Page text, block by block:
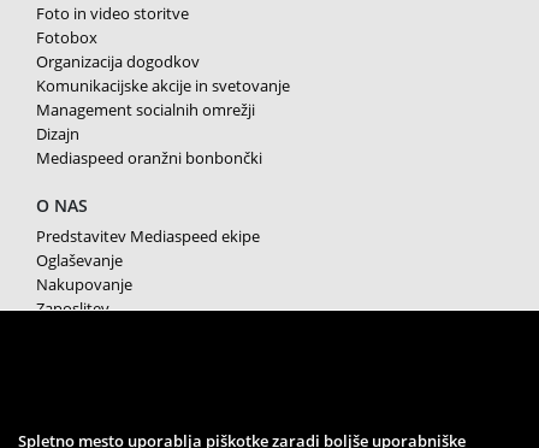
Foto in video storitve
Fotobox
Organizacija dogodkov
Komunikacijske akcije in svetovanje
Management socialnih omrežji
Dizajn
Mediaspeed oranžni bonbončki
O NAS
Predstavitev Mediaspeed ekipe
Oglaševanje
Nakupovanje
Zaposlitev
SPREMLJAJTE NAS
Spletno mesto uporablja piškotke zaradi boljše uporabniške